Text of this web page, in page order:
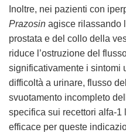
Inoltre, nei pazienti con
Prazosin agisce rilassando
prostata e del collo della
riduce l’ostruzione del
significativamente i sintomi
difficoltà a urinare, flusso
svuotamento incompleto
specifica sui recettori alfa-1
efficace per queste